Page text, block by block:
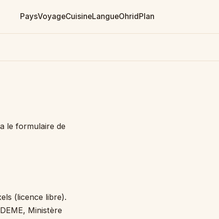
PaysVoyageCuisineLangueOhridPlan
le formulaire de
(licence libre).
Ministère